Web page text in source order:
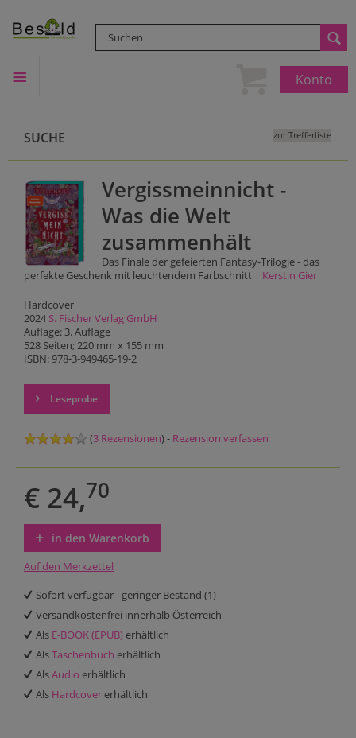
Konto
SUCHE zur Trefferliste
Vergissmeinnicht -
Was die Welt
zusammenhält
Das Finale der gefeierten Fantasy-Trilogie - das
perfekte Geschenk mit leuchtendem Farbschnitt | Kerstin Gier
Hardcover
2024 S. Fischer Verlag GmbH
Auflage: 3. Auflage
528 Seiten; 220 mm x 155 mm
ISBN: 978-3-949465-19-2
Leseprobe
(3 Rezensionen) - Rezension verfassen
€ 24,70
in den Warenkorb
Auf den Merkzettel
Sofort verfügbar - geringer Bestand (1)
Versandkostenfrei innerhalb Österreich
Als E-BOOK (EPUB) erhältlich
AlsTaschenbuch erhältlich
AlsAudio erhältlich
Als Hardcover erhältlich